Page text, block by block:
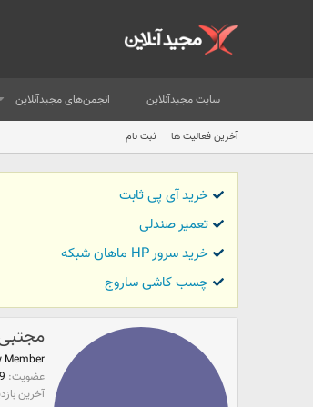
سایت مجیدآنلاین انجمن‌های مجیدآنلاین
آخرین فعالیت ها ثبت نام
خرید آی پی ثابت
تعمیر صندلی
خرید سرور HP ماهان شبکه
چسب کاشی ساروج
Member
عضویت
آخرین